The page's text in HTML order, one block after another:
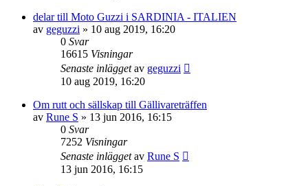
delar till Moto Guzzi i SARDINIA - ITALIEN
av geguzzi » 10 aug 2019, 16:20
0 Svar
16615 Visningar
Senaste inläggetav geguzzi
10 aug 2019, 16:20
Om rutt och sällskap till Gällivareträffen
av Rune S » 13 jun 2016, 16:15
0 Svar
7252 Visningar
Senaste inläggetav Rune S
13 jun 2016, 16:15